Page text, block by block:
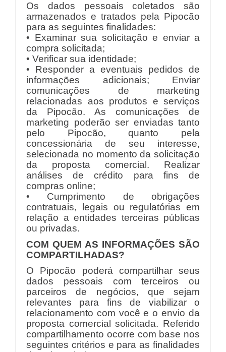
Os dados pessoais coletados são
armazenados e tratados pela Pipocão
para as seguintes finalidades:
• Examinar sua solicitação e enviar a
compra solicitada;
• Verificar sua identidade;
• Responder a eventuais pedidos de
informações adicionais; Enviar
comunicações de marketing
relacionadas aos produtos e serviços
da Pipocão. As comunicações de
marketing poderão ser enviadas tanto
pelo Pipocão, quanto pela
concessionária de seu interesse,
selecionada no momento da solicitação
da proposta comercial. Realizar
análises de crédito para fins de
compras online;
• Cumprimento de obrigações
contratuais, legais ou regulatórias em
relação a entidades terceiras públicas
ou privadas.
COM QUEM AS INFORMAÇÕES SÃO
COMPARTILHADAS?
O Pipocão poderá compartilhar seus
dados pessoais com terceiros ou
parceiros de negócios, que sejam
relevantes para fins de viabilizar o
relacionamento com você e o envio da
proposta comercial solicitada. Referido
compartilhamento ocorre com base nos
seguintes critérios e para as finalidades